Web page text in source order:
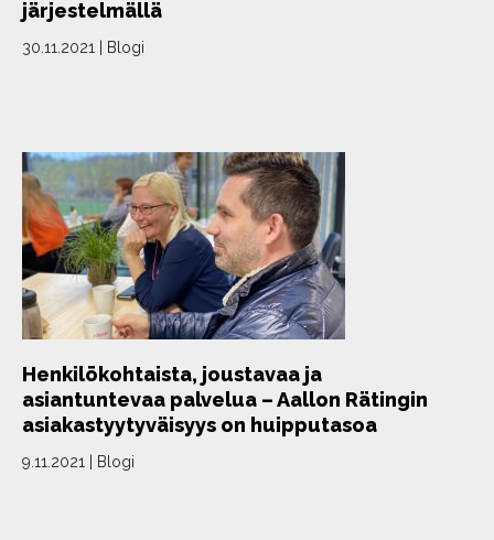
järjestelmällä
30.11.2021 Blogi
Henkilökohtaista, joustavaa ja
asiantuntevaa palvelua – Aallon Rätingin
asiakastyytyväisyys on huipputasoa
9.11.2021 Blogi